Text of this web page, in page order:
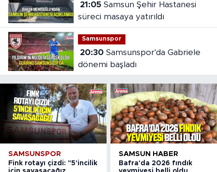
21:05Samsun Şehir Hastanesi
süreci masaya yatırıldı
Samsunspor
20:30Samsunspor'da Gabriele
dönemi başladı
SAMSUNSPOR
Fink rotayı çizdi: "5'incilik
SAMSUN HABER
Bafra'da 2026 fındık